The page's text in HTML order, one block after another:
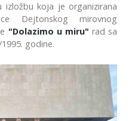
izložbu koja je organizirana
Dejtonskog mirovnog
"Dolazimo u miru" rad sa
godine.